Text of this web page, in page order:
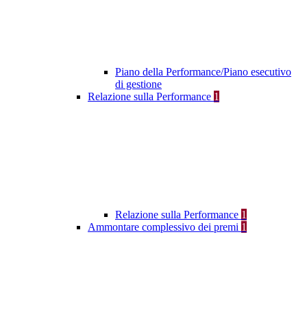
Piano della Performance/Piano esecutivo
di gestione
Relazione sulla Performance 1
Relazione sulla Performance 1
Ammontare complessivo dei premi 1